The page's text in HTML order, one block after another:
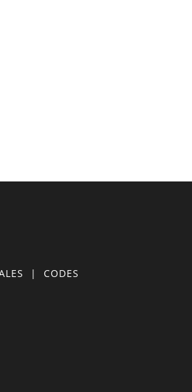
| CODES